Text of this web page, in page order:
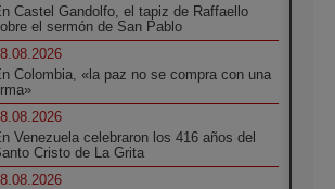
Castel Gandolfo, el tapiz de Raffaello
el sermón de San Pablo
Colombia, «la paz no se compra con una
Venezuela celebraron los 416 años del
Cristo de La Grita